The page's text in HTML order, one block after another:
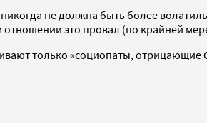
не должна быть более
отношении это провал (по крайней
только «социопаты, отрицающие